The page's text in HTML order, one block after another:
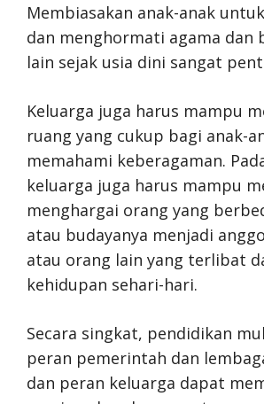
Membiasakan anak-anak
dan menghormati agama dan
lain sejak usia dini sangat
Keluarga juga harus mampu
ruang yang cukup bagi anak-
memahami keberagaman.
keluarga juga harus mampu
menghargai orang yang
atau budayanya menjadi
atau orang lain yang terlibat
kehidupan sehari-hari.
Secara singkat, pendidikan
peran pemerintah dan
dan peran keluarga dapat